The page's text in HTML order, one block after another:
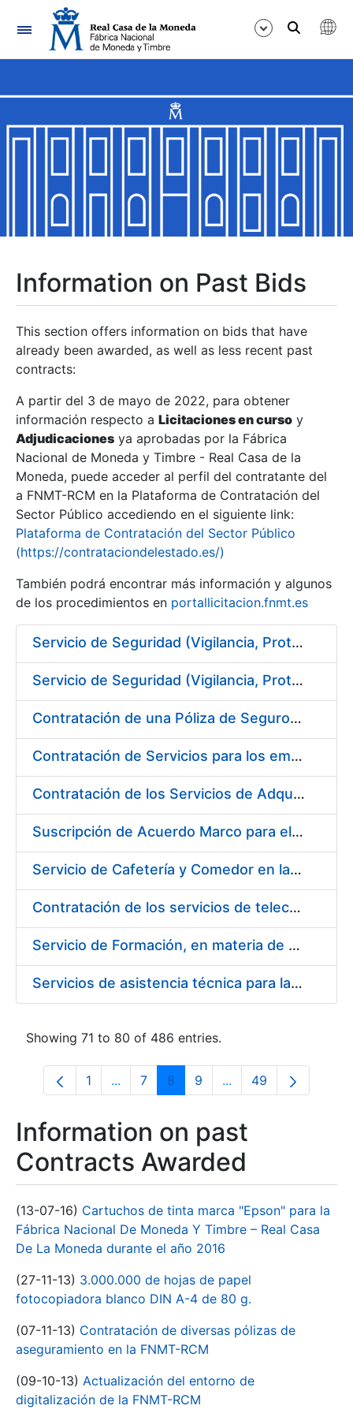
Navigation
Show/Hide
Show/Hide
Show/Hide
Show/Hide
Show/Hide
Show/Hide
Information on Past Bids
This section offers information on bids that have
already been awarded, as well as less recent past
contracts:
A partir del 3 de mayo de 2022, para obtener
información respecto a Licitaciones en curso y
Adjudicaciones ya aprobadas por la Fábrica
Nacional de Moneda y Timbre - Real Casa de la
Moneda, puede acceder al perfil del contratante del
a FNMT-RCM en la Plataforma de Contratación del
Sector Público accediendo en el siguiente link:
Plataforma de Contratación del Sector Público
(https://contrataciondelestado.es/)
También podrá encontrar más información y algunos
de los procedimientos en portallicitacion.fnmt.es
Servicio de Seguridad (Vigilancia, Protección y Control) en los centros de la FNMT-RCM en Burgos
Servicio de Seguridad (Vigilancia, Protección y Control) en los centros de la FNMT-RCM en Madrid
Contratación de una Póliza de Seguro Colectivo de Asistencia Sanitaria para la Fábrica Nacional de Moneda y Timbre – Real Casa de la Moneda
Contratación de Servicios para los empleados de la Fábrica Nacional de Moneda y Timbre-Real Casa de la Moneda para el año 2020, en ejecución de la sentencia número 511/2020 de la Sala de lo Social del Tribunal Supremo (Cesta de Navidad)
Contratación de los Servicios de Adquisición, Renovación y Mantenimiento de Licencias Software de Ofimática ( 2 lotes)
Suscripción de Acuerdo Marco para el Suministro de Material de Acero Inoxidable de la Entidad Pública Empresarial Fábrica Nacional de Moneda y Timbre-Real Casa de la Moneda (FNMT-RCM)
Servicio de Cafetería y Comedor en la sede central de la Fábrica Nacional de Moneda y Timbre-Real Casa de la Moneda en Madrid
Contratación de los servicios de telecomunicaciones para la FNMT-RCM
Servicio de Formación, en materia de Prevención de Riesgos Laborales, de Cursos de Operador de Carretillas de Manutención, Puente Grúa, Polipastos y Plataformas Móviles de Personal (PEMP), en su sede de Madrid y Burgos
Servicios de asistencia técnica para la realización de análisis de las aguas potables
Showing 71 to 80 of 486 entries.
Page
1 ...Intermediate Pages Use TAB to
Page
7 Page
8 Page
9 ...Intermediate Pages
Page
49
Information on past
Contracts Awarded
(13-07-16) Cartuchos de tinta marca "Epson" para la
Fábrica Nacional De Moneda Y Timbre – Real Casa
De La Moneda durante el año 2016
(27-11-13) 3.000.000 de hojas de papel
fotocopiadora blanco DIN A-4 de 80 g.
(07-11-13) Contratación de diversas pólizas de
aseguramiento en la FNMT-RCM
(09-10-13) Actualización del entorno de
digitalización de la FNMT-RCM